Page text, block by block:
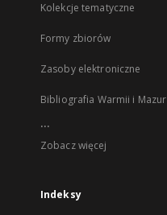
Kolekcje tematyczne
Formy zbiorów
Zasoby elektroniczne
Bibliografia Warmii i Mazur
...
Zobacz więcej
Indeksy